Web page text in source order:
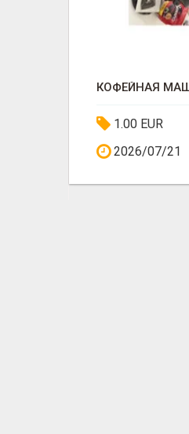
1.00 EUR
2026/07/21